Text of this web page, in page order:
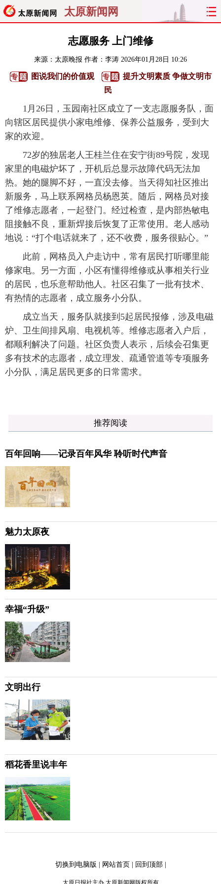
太原新闻网
聚焦 太原
经济 关注 文明 出行
旅游 理财 政务 教育
看天下
太原日报 太原晚报 热评 社区
志愿服务 上门维修
来源： 太原晚报 作者：李涛 2026年01月28日 10:26
图说我们的价值观
提升文明素质 争做文明市
民
1月26日，玉园南社区成立了一支志愿服务队，面
向辖区居民提供小家电维修、保养公益服务，受到大
家的欢迎。
72岁的独居老人王桂兰住在安宁街89号院，发现
家里的电磁炉坏了，开机后总显示故障代码无法加
热。她的腿脚不好，一直没去修。当天得知社区推出
新服务，马上联系网格员杨恩英。随后，网格员对接
了维修志愿者，一起登门。经过检查，是内部热敏电
阻接触不良，重新焊接后恢复了正常使用。老人感动
地说：“打个电话就来了，还不收费，服务很贴心。”
此前，网格员入户走访中，常有居民打听哪里能
修家电。另一方面，小区有懂得维修或从事相关行业
的居民，也乐意帮助他人。社区召集了一批有技术、
有热情的志愿者，成立服务小分队。
成立当天，服务队就接到5起居民报修，涉及电磁
炉、卫生间排风扇、电视机等。维修志愿者入户后，
都顺利解决了问题。社区负责人表示，后续会召集更
多有技术的志愿者，成立理发、疏通管道等专项服务
小分队，满足居民更多的日常需求。
推荐阅读
百年回响——记录百年风华 聆听时代声音
魅力太原夜
幸福“升级”
文明出行
稻花香里说丰年
切换到电脑版 | 网站首页| 回到顶部|
太原日报社主办 太原新闻网版权所有